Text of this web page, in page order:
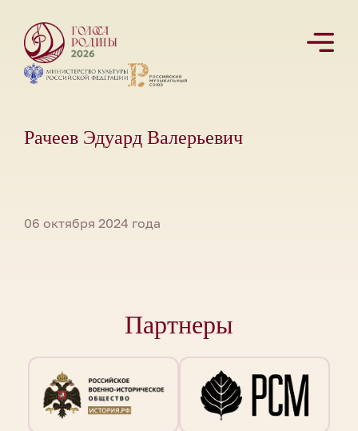
Рачеев Эдуард Валерьевич
06 октября 2024 года
Партнеры